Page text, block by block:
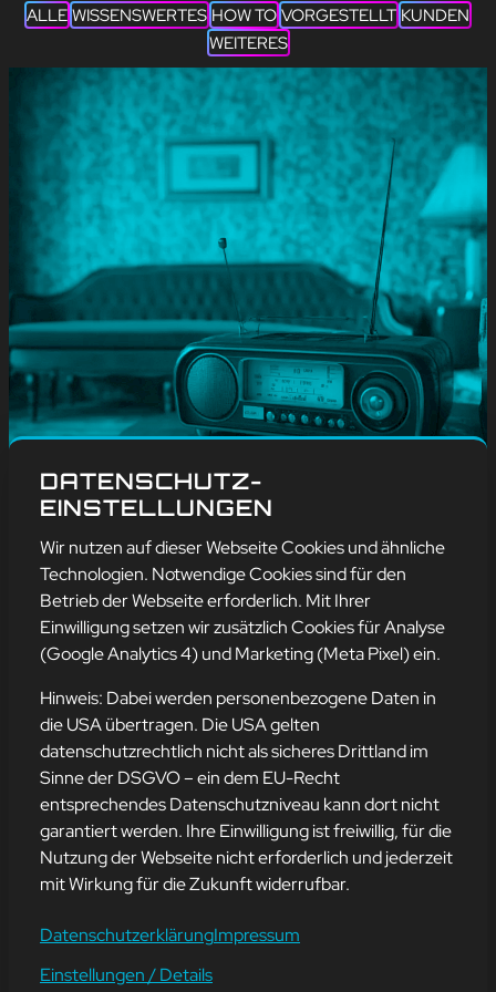
ALLE WISSENSWERTES HOW TO VORGESTELLT KUNDEN
WEITERES
Blog, Wissenswertes
WELTTAG DES RADIOS
mehr erfahren
Adresse
mission-webstyle oHG
Bürgermeister-Regitz-Straße 40
66539 Neunkirchen
E-Mail:kontakt@mission-webstyle.de
Navigation
Webseitenerstellung
Webseite mieten
Webseiten Betreuung
Über Uns
Kontakt
Leistungen
DATENSCHUTZ-
EINSTELLUNGEN
Wir nutzen auf dieser Webseite Cookies und ähnliche
Technologien. Notwendige Cookies sind für den
Betrieb der Webseite erforderlich. Mit Ihrer
Einwilligung setzen wir zusätzlich Cookies für Analyse
(Google Analytics 4) und Marketing (Meta Pixel) ein.
Hinweis: Dabei werden personenbezogene Daten in
die USA übertragen. Die USA gelten
datenschutzrechtlich nicht als sicheres Drittland im
Sinne der DSGVO – ein dem EU-Recht
entsprechendes Datenschutzniveau kann dort nicht
garantiert werden. Ihre Einwilligung ist freiwillig, für die
Nutzung der Webseite nicht erforderlich und jederzeit
mit Wirkung für die Zukunft widerrufbar.
DatenschutzerklärungImpressum
Einstellungen / Details